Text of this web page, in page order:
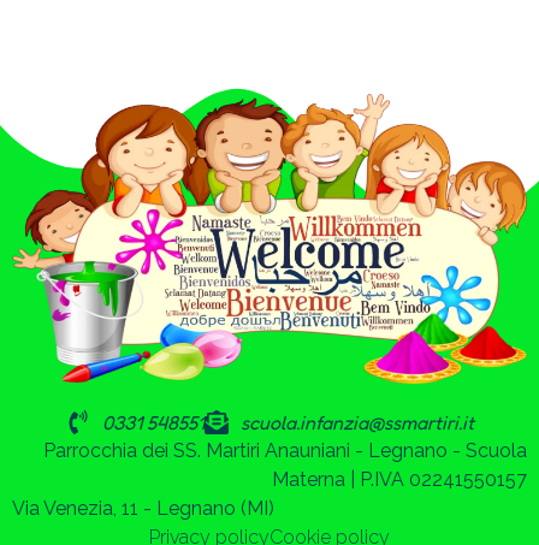
0331 548551 scuola.infanzia@ssmartiri.it
Parrocchia dei SS. Martiri Anauniani - Legnano - Scuola
Materna | P.IVA 02241550157
Via Venezia, 11 - Legnano (MI)
Privacy policyCookie policy